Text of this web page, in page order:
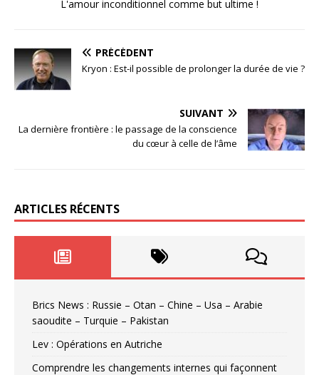
L'amour inconditionnel comme but ultime !
PRÉCÉDENT
Kryon : Est-il possible de prolonger la durée de vie ?
SUIVANT
La dernière frontière : le passage de la conscience
du cœur à celle de l’âme
ARTICLES RÉCENTS
Brics News : Russie – Otan – Chine – Usa – Arabie
saoudite – Turquie – Pakistan
Lev : Opérations en Autriche
Comprendre les changements internes qui façonnent